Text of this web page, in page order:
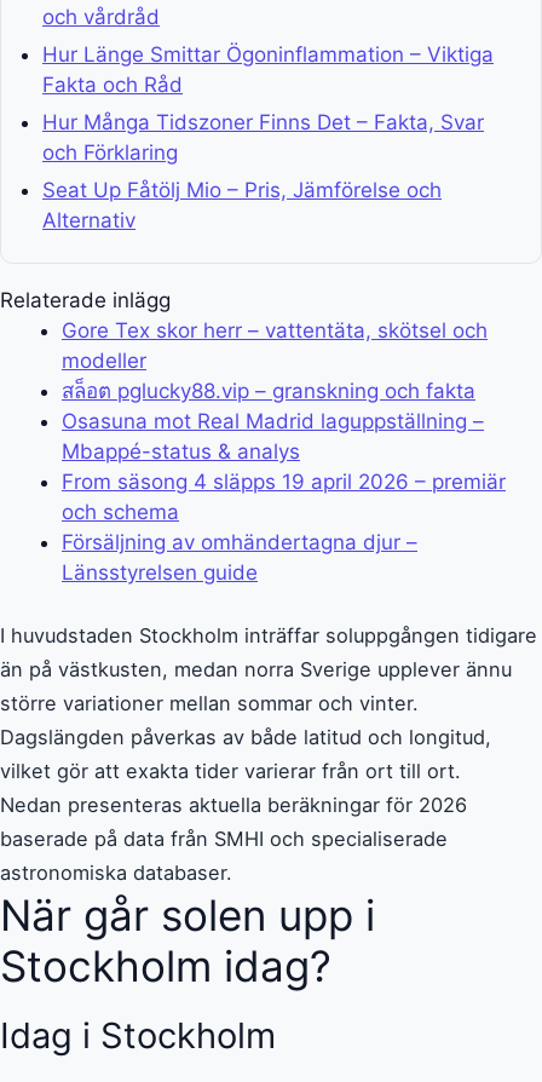
och vårdråd
Hur Länge Smittar Ögoninflammation – Viktiga
Fakta och Råd
Hur Många Tidszoner Finns Det – Fakta, Svar
och Förklaring
Seat Up Fåtölj Mio – Pris, Jämförelse och
Alternativ
Relaterade inlägg
Gore Tex skor herr – vattentäta, skötsel och
modeller
สล็อต pglucky88.vip – granskning och fakta
Osasuna mot Real Madrid laguppställning –
Mbappé-status & analys
From säsong 4 släpps 19 april 2026 – premiär
och schema
Försäljning av omhändertagna djur –
Länsstyrelsen guide
I huvudstaden Stockholm inträffar soluppgången tidigare
än på västkusten, medan norra Sverige upplever ännu
större variationer mellan sommar och vinter.
Dagslängden påverkas av både latitud och longitud,
vilket gör att exakta tider varierar från ort till ort.
Nedan presenteras aktuella beräkningar för 2026
baserade på data från SMHI och specialiserade
astronomiska databaser.
När går solen upp i
Stockholm idag?
Idag i Stockholm